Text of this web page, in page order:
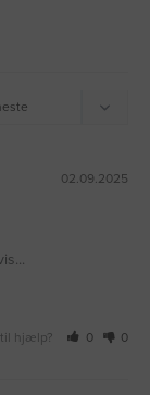
02.09.2025
til hjælp? 0 0